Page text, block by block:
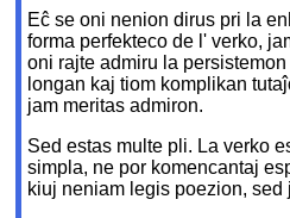
Eĉ se oni nenion dirus pri la
forma perfekteco de l' verko,
oni rajte admiru la
longan kaj tiom komplikan
jam meritas admiron.
Sed estas multe pli. La verko
simpla, ne por komencantaj
kiuj neniam legis poezion, sed